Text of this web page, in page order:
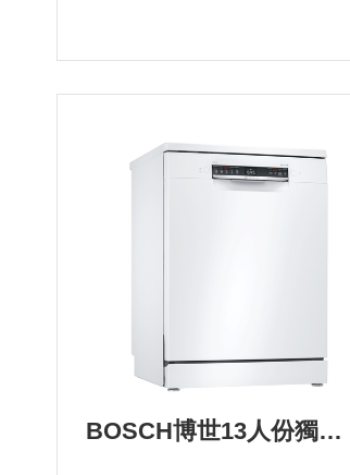
BOSCH博世13人份獨立式洗碗機 德國製造 SMS4HAW00X+基本安裝 (加Line ID:@ye888)